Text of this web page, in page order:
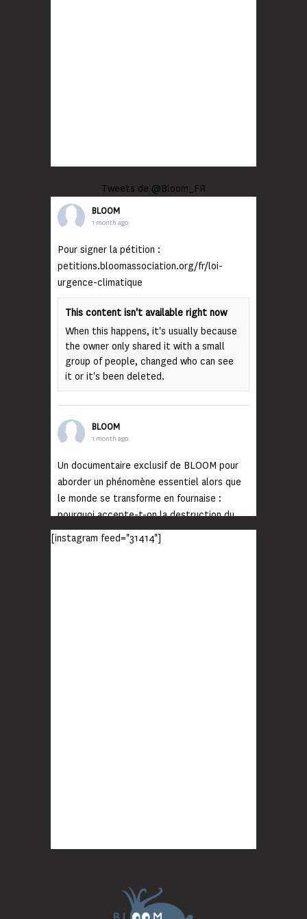
Tweets de @Bloom_FR
BLOOM
1 month ago
Pour signer la pétition :
petitions.bloomassociation.org/fr/loi-
urgence-climatique
This content isn't available right now
When this happens, it's usually because
the owner only shared it with a small
group of people, changed who can see
it or it's been deleted.
BLOOM
1 month ago
Un documentaire exclusif de BLOOM pour
aborder un phénomène essentiel alors que
le monde se transforme en fournaise :
pourquoi accepte-t-on la destruction du
monde ?
[instagram feed="31414"]